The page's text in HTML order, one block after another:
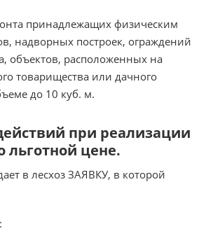
принадлежащих физическим
надворных построек, ограждений
объектов, расположенных на
товарищества или дачного
до 10 куб. м.
при реализации
льготной цене.
в лесхоз ЗАЯВКУ, в которой